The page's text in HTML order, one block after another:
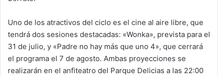
Uno de los atractivos del ciclo es el cine al aire libre, que
tendrá dos sesiones destacadas: «Wonka», prevista para el
31 de julio, y «Padre no hay más que uno 4», que cerrará
el programa el 7 de agosto. Ambas proyecciones se
realizarán en el anfiteatro del Parque Delicias a las 22:00